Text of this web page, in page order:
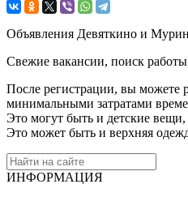
Объявления Девяткино и
Свежие вакансии, поиск
После регистрации, вы можете
минимальными затратами
Это могут быть и детские
Это может быть и верхняя
ИНФОРМАЦИЯ